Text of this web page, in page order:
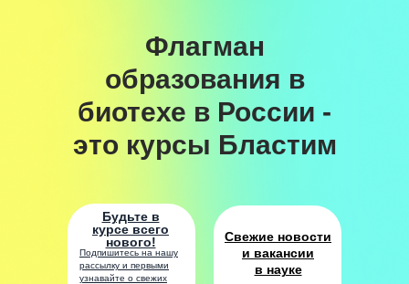
Флагман
образования в
биотехе в России -
это курсы Бластим
Свежие новости
и вакансии
в науке
Будьте в
курсе всего
нового!
Подпишитесь на нашу
рассылку и первыми
узнавайте о свежих